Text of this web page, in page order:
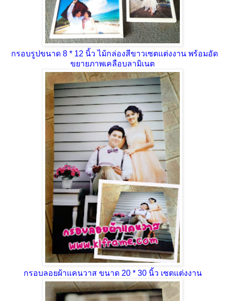
กรอบรูปขนาด 8 * 12 นิ้ว ไม้กล่องสีขาวเซตแต่งงาน พร้อมอัด
ขยายภาพเคลือบลามิเนต
กรอบลอยผ้าแคนวาส ขนาด 20 * 30 นิ้ว เซตแต่งงาน